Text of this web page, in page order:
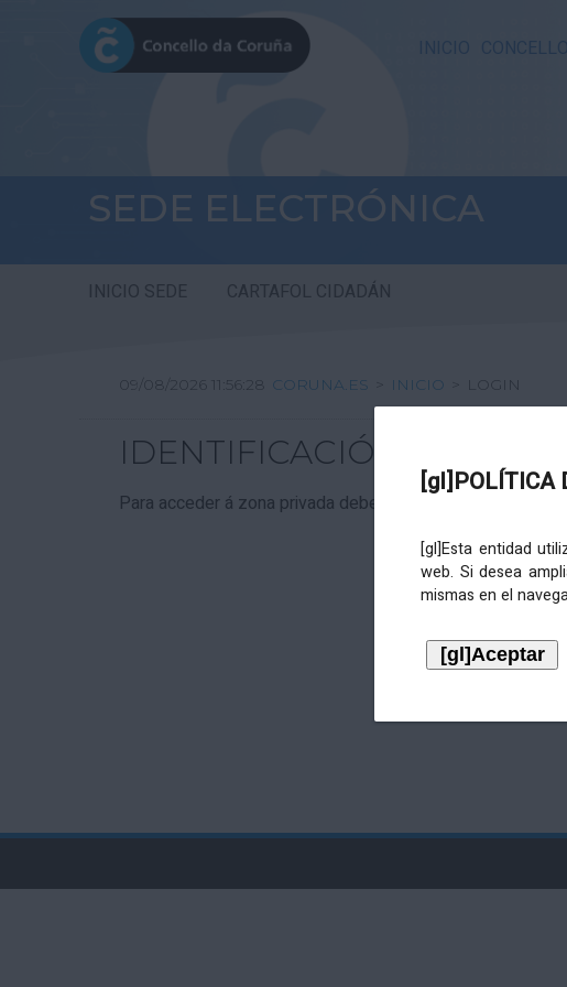
INICIO CONCELLO
SEDE ELECTRÓNICA
INICIO SEDE CARTAFOL CIDADÁN
[gl]POLÍTICA
[gl]Esta entidad
web. Si desea
mismas en el
09/08/2026 11:56:28 CORUNA.ES > INICIO > LOGIN
IDENTIFICACIÓN
Para acceder á zona privada debe identificarse mediante